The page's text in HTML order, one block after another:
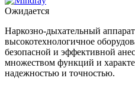
Ожидается
Наркозно-дыхательный
высокотехнологичное
безопасной и эффективной
множеством функций и
надежностью и точностью.